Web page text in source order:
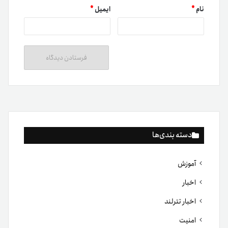
دسته بندی‌ها
آموزش
اخبار
اخبار تترلند
امنیت
نام* ایمیل*